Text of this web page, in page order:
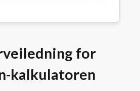
for
kalkulatoren